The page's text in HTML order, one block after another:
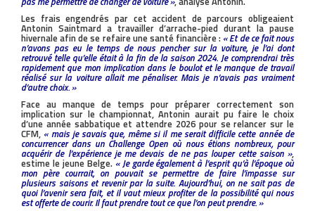
Les frais engendrés par cet accident de parcours obligeaient
Antonin Saintmard a travailler d’arrache-pied durant la pause
hivernale afin de se refaire une santé financière : « Et de ce fait nous
n’avons pas eu le temps de nous pencher sur la voiture, je l’ai dont
retrouvé telle qu’elle était à la fin de la saison 2024. Je comprendrai très
rapidement que mon implication dans le boulot et le manque de travail
réalisé sur la voiture allait me pénaliser. Mais je n’avais pas vraiment
d’autre choix. »
Face au manque de temps pour préparer correctement son
implication sur le championnat, Antonin aurait pu faire le choix
d’une année sabbatique et attendre 2026 pour se relancer sur le
CFM, « mais je savais que, même si il me serait difficile cette année de
concurrencer dans un Challenge Open où nous étions nombreux, pour
acquérir de l’expérience je me devais de ne pas louper cette saison »,
estime le jeune Belge.« Je garde également à l’esprit qu’à l’époque où
mon père courrait, on pouvait se permettre de faire l’impasse sur
plusieurs saisons et revenir par la suite. Aujourd’hui, on ne sait pas de
quoi l’avenir sera fait, et il vaut mieux profiter de la possibilité qui nous
est offerte de courir. Il faut prendre tout ce que l’on peut prendre. »